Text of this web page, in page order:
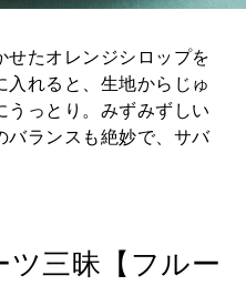
せたオレンジシロップを
れると、生地からじゅ
うっとり。みずみずしい
バランスも絶妙で、サバ
三昧【フルー